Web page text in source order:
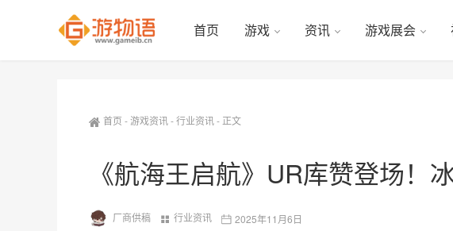
首页 游戏 资讯 游戏展会
首页 -游戏资讯-行业资讯- 正文
《航海王启航》UR库赞登场！
厂商供稿 行业资讯 2025年11月6日